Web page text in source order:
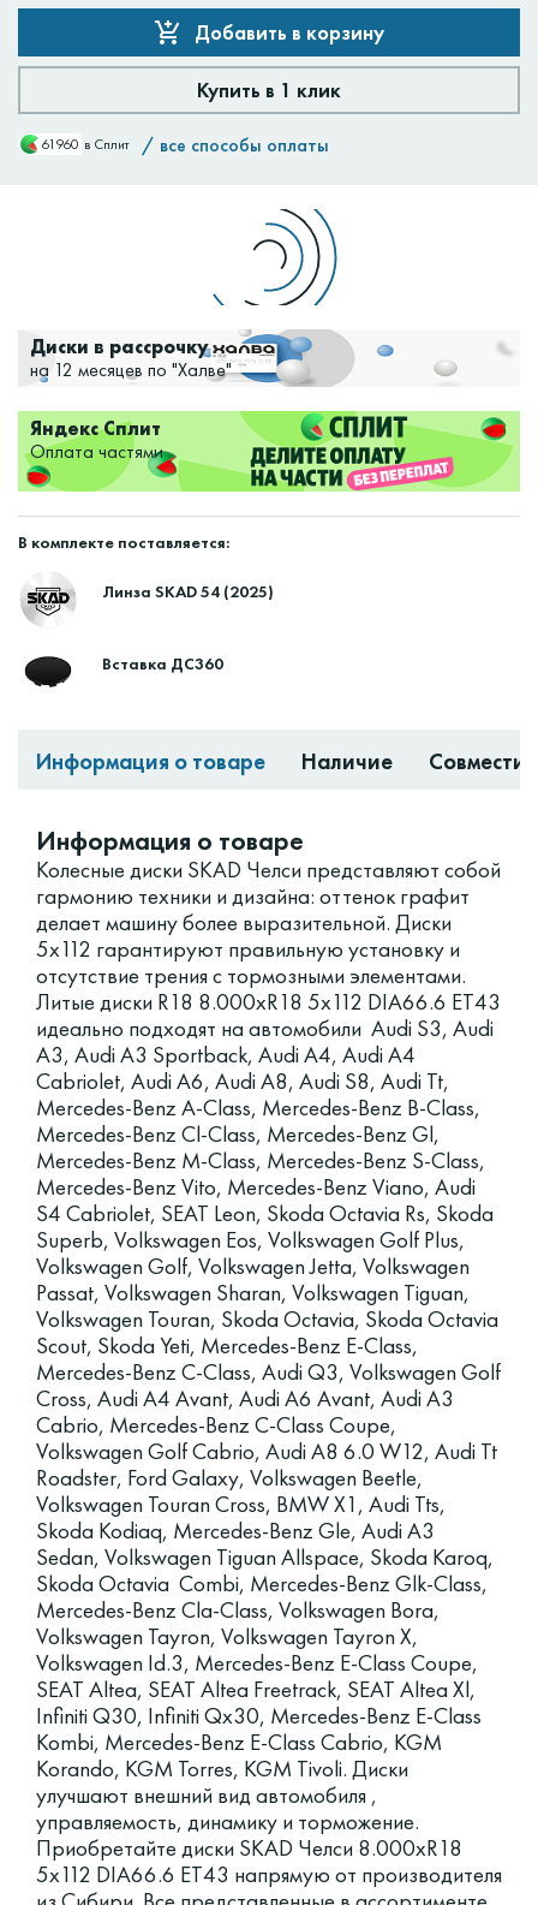
Добавить в корзину
Купить в 1 клик
61960 в Сплит / все способы оплаты
Диски в рассрочку
на 12 месяцев по "Халве"
Яндекс Сплит
Оплата частями
В комплекте поставляется:
Линза SKAD 54 (2025)
Вставка ДС360
Информация о товаре Наличие
Информация о товаре
Колесные диски SKAD Челси представляют собой
гармонию техники и дизайна: оттенок графит
делает машину более выразительной. Диски
5x112 гарантируют правильную установку и
отсутствие трения с тормозными элементами.
Литые диски R18 8.000xR18 5x112 DIA66.6 ET43
идеально подходят на автомобили Audi S3, Audi
A3, Audi A3 Sportback, Audi A4, Audi A4
Cabriolet, Audi A6, Audi A8, Audi S8, Audi Tt,
Mercedes-Benz A-Class, Mercedes-Benz B-Class,
Mercedes-Benz Cl-Class, Mercedes-Benz Gl,
Mercedes-Benz M-Class, Mercedes-Benz S-Class,
Mercedes-Benz Vito, Mercedes-Benz Viano, Audi
S4 Cabriolet, SEAT Leon, Skoda Octavia Rs, Skoda
Superb, Volkswagen Eos, Volkswagen Golf Plus,
Volkswagen Golf, Volkswagen Jetta, Volkswagen
Passat, Volkswagen Sharan, Volkswagen Tiguan,
Volkswagen Touran, Skoda Octavia, Skoda Octavia
Scout, Skoda Yeti, Mercedes-Benz E-Class,
Mercedes-Benz C-Class, Audi Q3, Volkswagen Golf
Cross, Audi A4 Avant, Audi A6 Avant, Audi A3
Cabrio, Mercedes-Benz C-Class Coupe,
Volkswagen Golf Cabrio, Audi A8 6.0 W12, Audi Tt
Roadster, Ford Galaxy, Volkswagen Beetle,
Volkswagen Touran Cross, BMW X1, Audi Tts,
Skoda Kodiaq, Mercedes-Benz Gle, Audi A3
Sedan, Volkswagen Tiguan Allspace, Skoda Karoq,
Skoda Octavia Combi, Mercedes-Benz Glk-Class,
Mercedes-Benz Cla-Class, Volkswagen Bora,
Volkswagen Tayron, Volkswagen Tayron X,
Volkswagen Id.3, Mercedes-Benz E-Class Coupe,
SEAT Altea, SEAT Altea Freetrack, SEAT Altea Xl,
Infiniti Q30, Infiniti Qx30, Mercedes-Benz E-Class
Kombi, Mercedes-Benz E-Class Cabrio, KGM
Korando, KGM Torres, KGM Tivoli. Диски
улучшают внешний вид автомобиля ,
управляемость, динамику и торможение.
Приобретайте диски SKAD Челси 8.000xR18
5x112 DIA66.6 ET43 напрямую от производителя